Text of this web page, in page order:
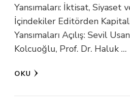
Yansımaları: İktisat, Siyaset
İçindekiler Editörden
Yansımaları Açılış: Sevil
Kolcuoğlu, Prof. Dr. Haluk …
OKU